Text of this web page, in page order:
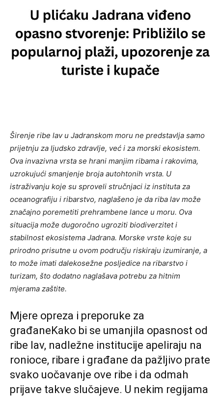
Širenje ribe lav u Jadranskom moru ne predstavlja samo
prijetnju za ljudsko zdravlje, već i za morski ekosistem.
Ova invazivna vrsta se hrani manjim ribama i rakovima,
uzrokujući smanjenje broja autohtonih vrsta. U
istraživanju koje su sproveli stručnjaci iz instituta za
oceanografiju i ribarstvo, naglašeno je da riba lav može
značajno poremetiti prehrambene lance u moru. Ova
situacija može dugoročno ugroziti biodiverzitet i
stabilnost ekosistema Jadrana. Morske vrste koje su
prirodno prisutne u ovom području riskiraju izumiranje, a
to može imati dalekosežne posljedice na ribarstvo i
turizam, što dodatno naglašava potrebu za hitnim
mjerama zaštite.
Mjere opreza i preporuke za
građaneKako bi se umanjila opasnost od
ribe lav, nadležne institucije apeliraju na
ronioce, ribare i građane da pažljivo prate
svako uočavanje ove ribe i da odmah
prijave takve slučajeve. U nekim regijama